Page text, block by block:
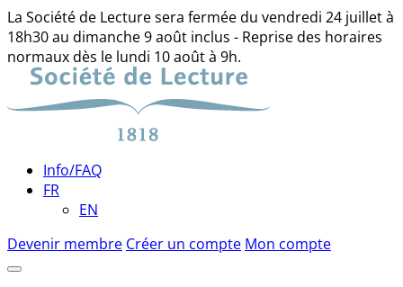
La Société de Lecture sera fermée du vendredi 24 juillet à
18h30 au dimanche 9 août inclus - Reprise des horaires
normaux dès le lundi 10 août à 9h.
Skip
content
Info/FAQ
FR
EN
Devenir membre Créer un compte Mon compte